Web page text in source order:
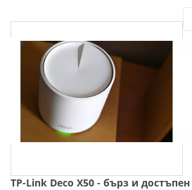
TP-Link Deco X50 - бърз и достъпен